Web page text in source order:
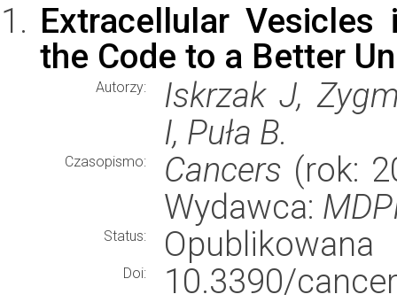
Extracellular
the Code to a Better
Autorzy:
Iskrzak J,
I, Puła B.
Czasopismo: Cancers (rok:
Wydawca:
Status: Opublikowana
Doi:
10.3390/